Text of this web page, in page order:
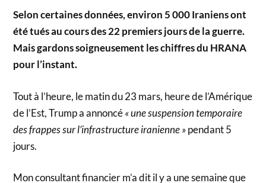
Selon certaines données, environ 5 000 Iraniens ont
été tués au cours des 22 premiers jours de la guerre.
Mais gardons soigneusement les chiffres du HRANA
pour l’instant.
Tout à l’heure, le matin du 23 mars, heure de l’Amérique
de l’Est, Trump a annoncé« une suspension temporaire
des frappes sur l’infrastructure iranienne »pendant 5
jours.
Mon consultant financier m’a dit il y a une semaine que